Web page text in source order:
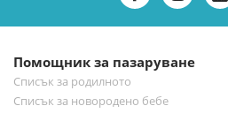
бюлетин:
Помощник за пазаруване
Списък за родилното
Списък за новородено бебе